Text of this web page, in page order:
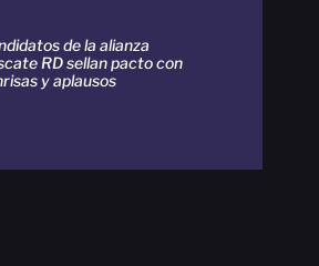
de la alianza
RD sellan pacto con
y aplausos